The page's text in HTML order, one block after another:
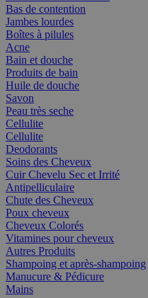
Bas de contention
Jambes lourdes
Boîtes à pilules
Acne
Bain et douche
Produits de bain
Huile de douche
Savon
Peau très seche
Cellulite
Cellulite
Deodorants
Soins des Cheveux
Cuir Chevelu Sec et Irrité
Antipelliculaire
Chute des Cheveux
Poux cheveux
Cheveux Colorés
Vitamines pour cheveux
Autres Produits
Shampoing et après-shampoing
Manucure & Pédicure
Mains